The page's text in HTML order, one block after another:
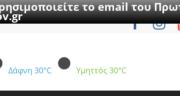
το email του
Δάφνη 30°C Υμηττός 30°C